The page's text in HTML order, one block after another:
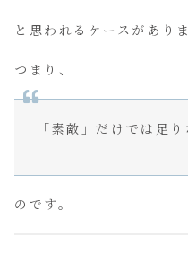
と思われるケースがありま
つまり、
「素敵」だけでは足り
のです。